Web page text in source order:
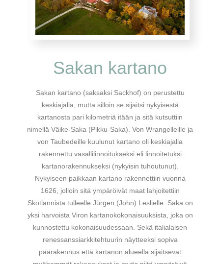
Sakan kartano
Sakan kartano (saksaksi Sackhof) on perustettu
keskiajalla, mutta silloin se sijaitsi nykyisestä
kartanosta pari kilometriä itään ja sitä kutsuttiin
nimellä Väike-Saka (Pikku-Saka). Von Wrangelleille ja
von Taubedeille kuulunut kartano oli keskiajalla
rakennettu vasallilinnoitukseksi eli linnoitetuksi
kartanorakennukseksi (nykyisin tuhoutunut).
Nykyiseen paikkaan kartano rakennettiin vuonna
1626, jolloin sitä ympäröivät maat lahjoitettiin
Skotlannista tulleelle Jürgen (John) Leslielle. Saka on
yksi harvoista Viron kartanokokonaisuuksista, joka on
kunnostettu kokonaisuudessaan. Sekä italialaisen
renessanssiarkkitehtuurin näytteeksi sopiva
päärakennus että kartanon alueella sijaitsevat